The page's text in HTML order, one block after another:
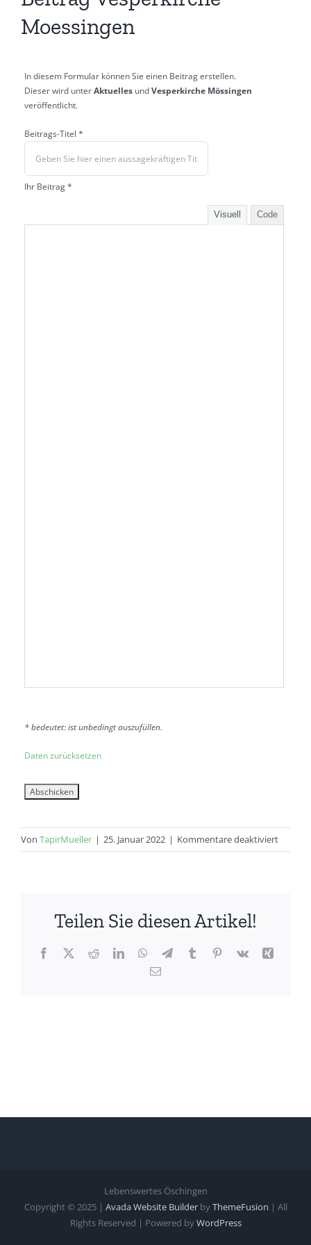
Moessingen
In diesem Formular können Sie einen Beitrag erstellen.
Dieser wird unterAktuelles undVesperkirche Mössingen
veröffentlicht.
Beitrags-Titel *
Ihr Beitrag *
Visuell Code
* bedeutet: ist unbedingt auszufüllen.
Daten zurücksetzen
Von TapirMueller | 25. Januar 2022 | Kommentare deaktiviertfür
Beitrag
Teilen Sie diesen Artikel!
Facebook
X RedditLinkedInWhatsApp
TelegramTumblrPinterest
Vk
Xing
E-
Lebenswertes Öschingen
Copyright © 2025 | Avada Website BuilderbyThemeFusion | All
Rights Reserved | Powered byWordPress